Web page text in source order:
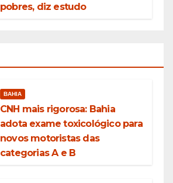
pobres, diz estudo
BAHIA
CNH mais rigorosa: Bahia
adota exame toxicológico para
novos motoristas das
categorias A e B